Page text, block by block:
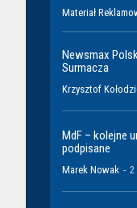
Materiał
Newsmax
Surmacza
Krzysztof
MdF – kolejne
podpisane
Marek Nowak - 2